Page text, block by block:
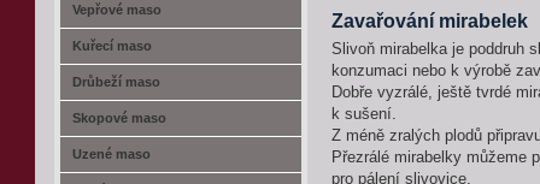
Zavařování mirabelek
Slivoň mirabelka je poddruh
konzumaci nebo k výrobě
Dobře vyzrálé, ještě tvrdé
k sušení.
Z méně zralých plodů
Přezrálé mirabelky můžeme
pro pálení slivovice.
Vepřové maso
Kuřecí maso
Drůbeží maso
Skopové maso
Uzené maso